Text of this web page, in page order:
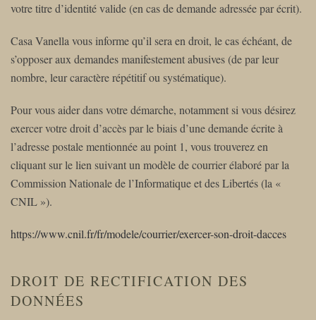
votre titre d’identité valide (en cas de demande adressée par écrit).
Casa Vanella vous informe qu’il sera en droit, le cas échéant, de
s’opposer aux demandes manifestement abusives (de par leur
nombre, leur caractère répétitif ou systématique).
Pour vous aider dans votre démarche, notamment si vous désirez
exercer votre droit d’accès par le biais d’une demande écrite à
l’adresse postale mentionnée au point 1, vous trouverez en
cliquant sur le lien suivant un modèle de courrier élaboré par la
Commission Nationale de l’Informatique et des Libertés (la «
CNIL »).
https://www.cnil.fr/fr/modele/courrier/exercer-son-droit-dacces
DROIT DE RECTIFICATION DES
DONNÉES